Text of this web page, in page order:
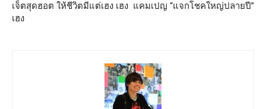
เจ็ตสุดฮอต ให้ชีวิตมีแต่เฮง เฮง
เฮง
แคมเปญ “แจกโชคใหญ่ปลายปี”